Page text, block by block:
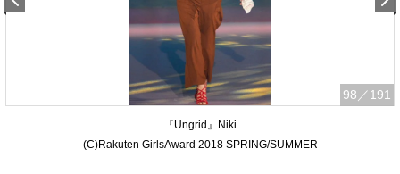
98 ／191
『Ungrid』Niki
(C)Rakuten GirlsAward 2018 SPRING/SUMMER